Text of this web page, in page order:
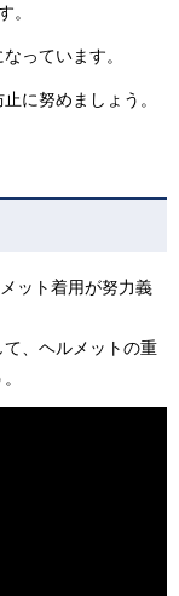
。
っています。
に努めましょう。
ット着用が努力義
、ヘルメットの重